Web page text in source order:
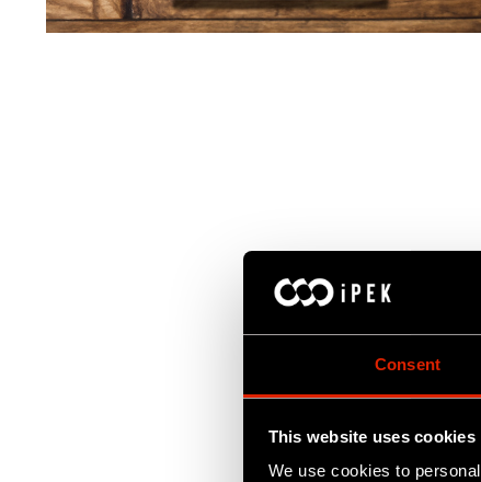
Consent
This website uses cookies
We use cookies to